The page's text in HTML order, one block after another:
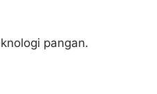
pangan.